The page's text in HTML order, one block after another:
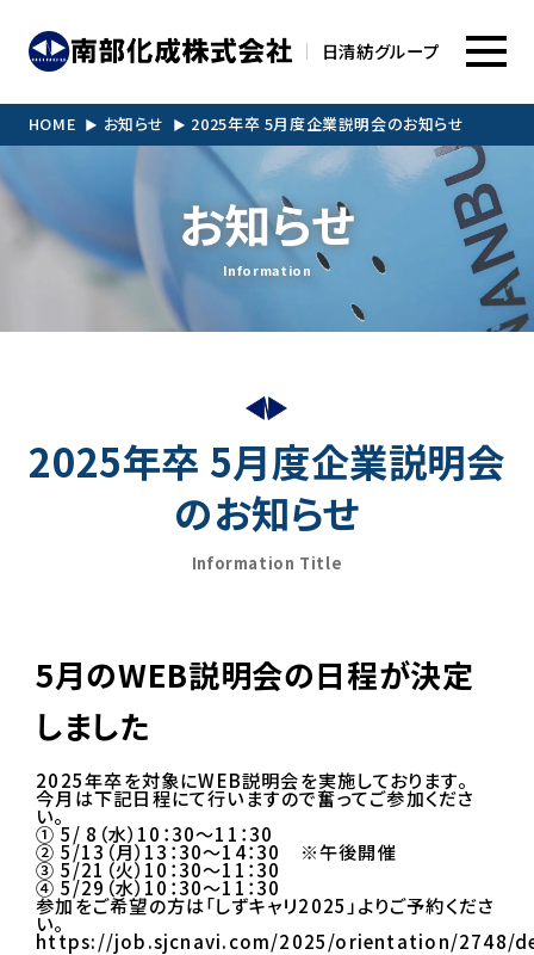
日清紡グループ
HOME お知らせ 2025年卒 5月度企業説明会のお知らせ
お知らせ
Information
2025年卒 5月度企業説明会
のお知らせ
Information Title
5月のWEB説明会の日程が決定
しました
2025年卒を対象にWEB説明会を実施しております。
今月は下記日程にて行いますので奮ってご参加くださ
い。
① 5/ 8（水）10：30～11：30
② 5/13（月）13：30～14：30 ※午後開催
③ 5/21（火）10：30～11：30
④ 5/29（水）10：30～11：30
参加をご希望の方は「しずキャリ2025」よりご予約くださ
い。
https://job.sjcnavi.com/2025/orientation/2748/